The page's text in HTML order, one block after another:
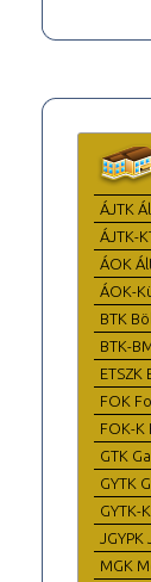
ÁJTK
ÁJTK-
ÁOK
ÁOK-
BTK
BTK-
FOK
FOK-
GTK
GYTK
GYTK-
MGK